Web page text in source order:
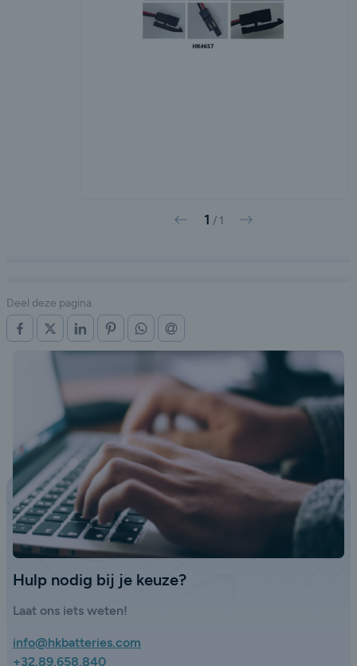
Vorige
1 / 1 Volgende
Deel deze pagina
OP FACEBOOK
OP X (TWITTER)
OP LINKEDINOP PINTERESTOP WHATSAPP
Hulp nodig bij je keuze?
Laat ons iets weten!
info@hkbatteries.com
+32.89.658.840